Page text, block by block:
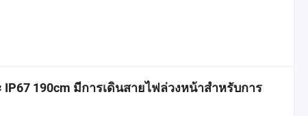
190cm มีการเดินสายไฟล่วงหน้าสำหรับการ